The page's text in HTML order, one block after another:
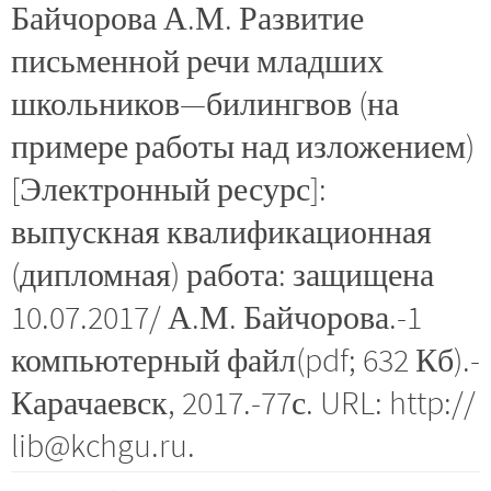
Байчорова А.М. Развитие
письменной речи младших
школьников—билингвов (на
примере работы над изложением)
[Электронный ресурс]:
выпускная квалификационная
(дипломная) работа: защищена
10.07.2017/ А.М. Байчорова.-1
компьютерный файл(pdf; 632 Кб).-
Карачаевск, 2017.-77с. URL: http://
lib@kchgu.ru.